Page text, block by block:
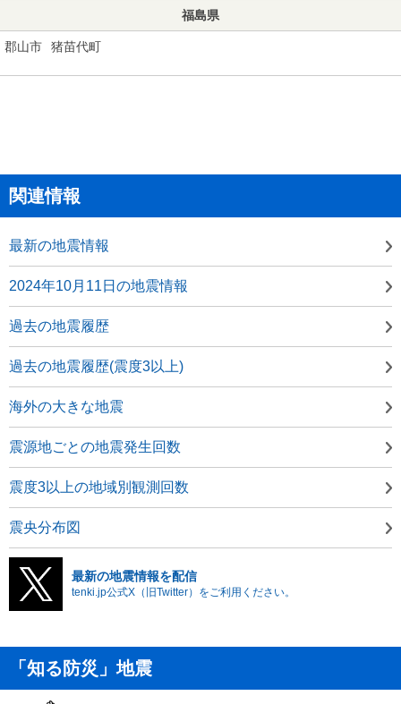
福島県
郡山市 猪苗代町
関連情報
最新の地震情報
2024年10月11日の地震情報
過去の地震履歴
過去の地震履歴(震度3以上)
海外の大きな地震
震源地ごとの地震発生回数
震度3以上の地域別観測回数
震央分布図
最新の地震情報を配信
tenki.jp公式X（旧Twitter）をご利用ください。
「知る防災」地震